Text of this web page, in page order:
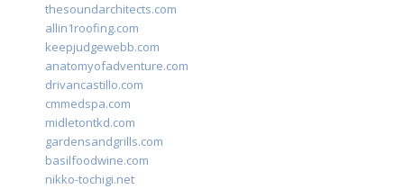
thesoundarchitects.com
allin1roofing.com
keepjudgewebb.com
anatomyofadventure.com
drivancastillo.com
cmmedspa.com
midletontkd.com
gardensandgrills.com
basilfoodwine.com
nikko-tochigi.net